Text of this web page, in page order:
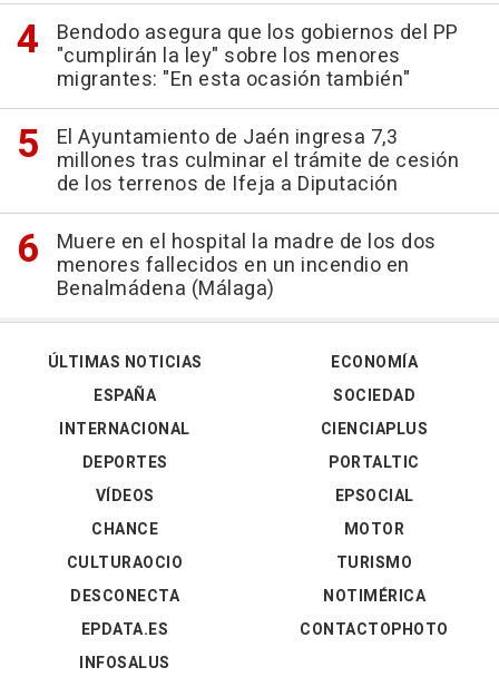
Bendodo asegura que los gobiernos del PP
"cumplirán la ley" sobre los menores
migrantes: "En esta ocasión también"
El Ayuntamiento de Jaén ingresa 7,3
millones tras culminar el trámite de cesión
de los terrenos de Ifeja a Diputación
Muere en el hospital la madre de los dos
menores fallecidos en un incendio en
Benalmádena (Málaga)
ÚLTIMAS NOTICIAS
ESPAÑA
INTERNACIONAL
DEPORTES
VÍDEOS
ECONOMÍA
SOCIEDAD
CIENCIAPLUS
PORTALTIC
EPSOCIAL
CHANCE
CULTURAOCIO
DESCONECTA
EPDATA.ES
INFOSALUS
MOTOR
TURISMO
NOTIMÉRICA
CONTACTOPHOTO